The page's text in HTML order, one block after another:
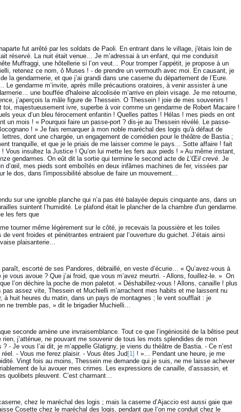
fut arrêté par les soldats de Paoli. En entrant dans le village, j'étais loin de
réservé. La nuit était venue… Je m’adressai à un enfant, qui me conduisit
Muffraggi, une hôtellerie si l’on veut… Pour tromper l’appétit, je propose à un
retenez ce nom, ô Muses ! - de prendre un vermouth avec moi. En causant, je
la gendarmerie, et que j’ai grandi dans une caserne du département de l’Eure.
Le gendarme m’invite, après mille précautions oratoires, à venir assister à une
une bouffée d'haleine alcoolisée m’arrive en plein visage. Je me retourne,
j’aperçois la mâle figure de Thessein. O Thessein ! joie de mes souvenirs !
majestueusement ivre, superbe à voir comme un gendarme de Robert Macaire !
yeux d’un bleu férocement enfantin ! Quelles pattes ! Hélas ! mes pieds en ont
un mois ! « Pourquoi faire un passe-port ? dis-je au Thessein révélé. Le passe-
! » Je fais remarquer à mon noble maréchal des logis qu'à défaut de
dont une chargée, un engagement de comédien pour le théâtre de Bastia ;
tranquille, et que je le priais de me laisser comme le pays… Sotte affaire ! fait
Vous insultez la Justice ! Qu’on lui mette les fers aux pieds ! » Au même instant,
gendarmes. On eût dit la sortie qui termine le second acte de L’Œil crevé. Je
d’œil, mes pieds sont emboîtés en deux infâmes machines de fer, vissées par
le dos, dans l'impossibilité absolue de faire un mouvement…
sur une ignoble planche qui n’a pas été balayée depuis cinquante ans, dans un
suintent l’humidité. Le plafond était le plancher de la chambre d'un gendarme.
les fers que
tourner même légèrement sur le côté, je recevais la poussière et les toiles
vent froides et pénétrantes entraient par l’ouverture du guichet. J’étais ainsi
plaisanterie…
escorté de ses Pandores, débraillé, en veste d’écurie… « Qu’avez-vous à
vous avoue ? Que j’ai froid, que vous m’avez meurtri. - Allons, fouillez-le. » On
l’on déchire la poche de mon paletot. « Déshabillez-vous ! Allons, canaille ! plus
pas assez vite, Thessein et Muchielli m’arrachent mes habits et me laissent nu
à huit heures du matin, dans un pays de montagnes ; le vent soufflait : je
ne tremble pas, » dit le brigadier Muchielli…
seconde amène une invraisemblance. Tout ce que l’ingéniosité de la bêtise peut
j’atténue, ne pouvant me souvenir de tous les mots splendides de mon
- Je vous l’ai dit, je m’appelle Glatigny, je viens du théâtre de Bastia. - Ce n’est
- Vous me ferez plaisir. - Vous êtes Jud [1] ! »… Pendant une heure, je me
Vingt fois au moins, Thessein me demande qui je suis, ne me laisse achever
de lui avouer mes crimes. Les expressions de canaille, d’assassin, et
quolibets pleuvent. C’est charmant…
chez le maréchal des logis ; mais la caserne d’Ajaccio est aussi gaie que
Cosette chez le maréchal des logis, pendant que l’on me conduit chez le